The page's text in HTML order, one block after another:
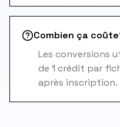
Combien ça
Les conversions
de 1 crédit par
après inscription.